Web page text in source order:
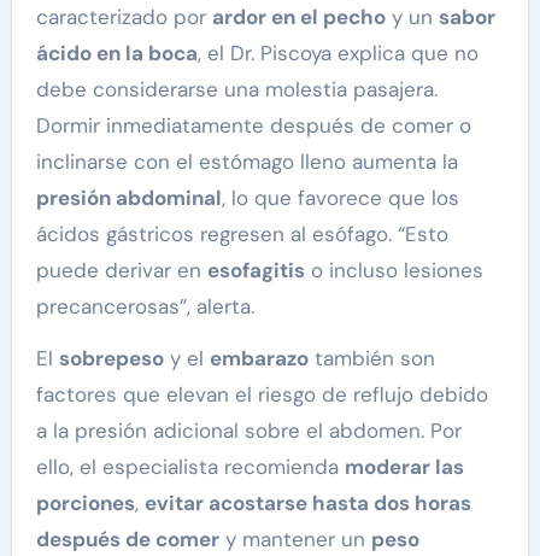
caracterizado por ardor en el pechoy un sabor
ácido en la boca, el Dr. Piscoya explica que no
debe considerarse una molestia pasajera.
Dormir inmediatamente después de comer o
inclinarse con el estómago lleno aumenta la
presión abdominal, lo que favorece que los
ácidos gástricos regresen al esófago. “Esto
puede derivar en esofagitiso incluso lesiones
precancerosas”, alerta.
El sobrepesoy el embarazotambién son
factores que elevan el riesgo de reflujo debido
a la presión adicional sobre el abdomen. Por
ello, el especialista recomienda moderar las
porciones, evitar acostarse hasta dos horas
después de comery mantener un peso